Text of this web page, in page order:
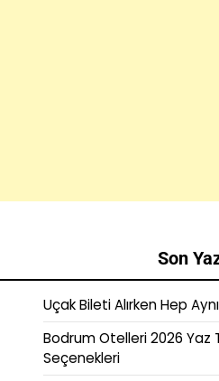
Son
Uçak Bileti Alırken Hep
Bodrum Otelleri 2026 Yaz
Seçenekleri